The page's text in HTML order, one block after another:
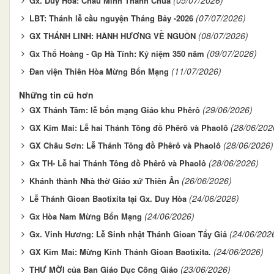
LBT: Thánh lễ cầu nguyện Tháng Bảy -2026 (07/07/2026)
GX THÁNH LINH: HÀNH HƯƠNG VỀ NGUỒN (08/07/2026)
Gx Thổ Hoàng - Gp Hà Tĩnh: Kỷ niệm 350 năm (09/07/2026)
Đan viện Thiên Hòa Mừng Bổn Mạng (11/07/2026)
Những tin cũ hơn
GX Thánh Tâm: lễ bổn mạng Giáo khu Phêrô (29/06/2026)
GX Kim Mai: Lễ hai Thánh Tông đồ Phêrô và Phaolô (28/06/
GX Châu Sơn: Lễ Thánh Tông đồ Phêrô và Phaolô (28/06/2026)
Gx TH- Lễ hai Thánh Tông đồ Phêrô và Phaolô (28/06/2026)
Khánh thành Nhà thờ Giáo xứ Thiên Ân (26/06/2026)
Lễ Thánh Gioan Baotixita tại Gx. Duy Hòa (24/06/2026)
Gx Hòa Nam Mừng Bổn Mạng (24/06/2026)
Gx. Vinh Hương: Lễ Sinh nhật Thánh Gioan Tẩy Giả (24/06/
GX Kim Mai: Mừng Kính Thánh Gioan Baotixita. (24/06/2026)
THƯ MỜI của Ban Giáo Dục Công Giáo (23/06/2026)